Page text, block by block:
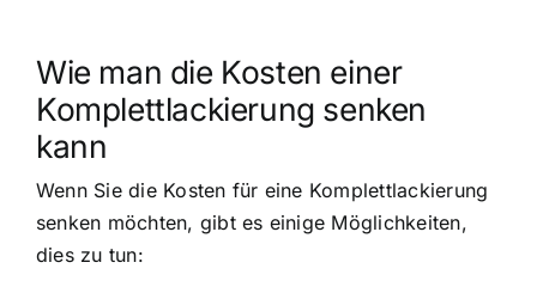
Wie man die Kosten einer
Komplettlackierung senken
kann
Wenn Sie die Kosten für eine Komplettlackierung
senken möchten, gibt es einige Möglichkeiten,
dies zu tun: